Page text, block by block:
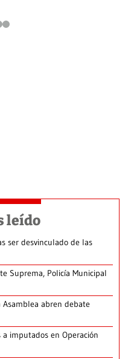
leído
ser desvinculado de las
Suprema, Policía Municipal
abren debate
imputados en Operación